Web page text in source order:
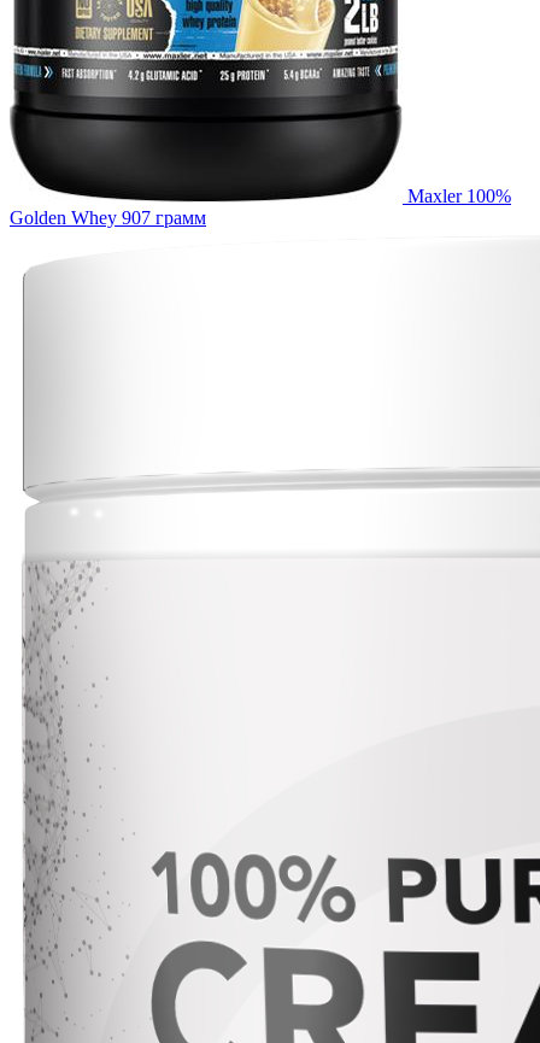
Maxler 100%
Golden Whey 907 грамм